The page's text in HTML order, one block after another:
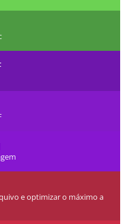
e optimizar o máximo a